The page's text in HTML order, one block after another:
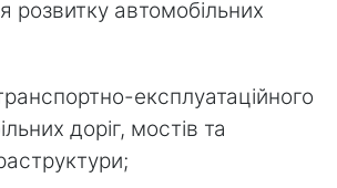
розвитку автомобільних
експлуатаційного
доріг, мостів та